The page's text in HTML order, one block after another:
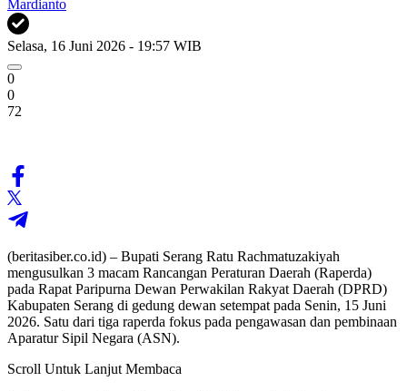
Mardianto
Selasa, 16 Juni 2026 - 19:57 WIB
0
0
72
(beritasiber.co.id) – Bupati Serang Ratu Rachmatuzakiyah
mengusulkan 3 macam Rancangan Peraturan Daerah (Raperda)
pada Rapat Paripurna Dewan Perwakilan Rakyat Daerah (DPRD)
Kabupaten Serang di gedung dewan setempat pada Senin, 15 Juni
2026. Satu dari tiga raperda fokus pada pengawasan dan pembinaan
Aparatur Sipil Negara (ASN).
Scroll Untuk Lanjut Membaca